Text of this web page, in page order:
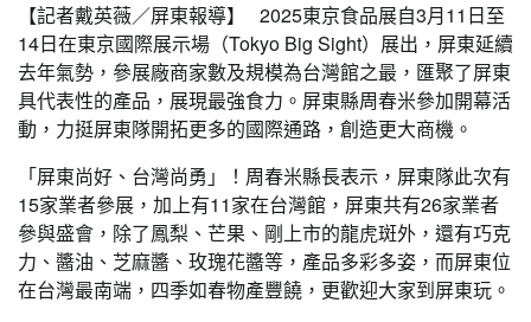
【記者戴英薇／屏東報導】 2025東京食品展自3月11日至
14日在東京國際展示場（Tokyo Big Sight）展出，屏東延續
去年氣勢，參展廠商家數及規模為台灣館之最，匯聚了屏東
具代表性的產品，展現最強食力。屏東縣周春米參加開幕活
動，力挺屏東隊開拓更多的國際通路，創造更大商機。
「屏東尚好、台灣尚勇」！周春米縣長表示，屏東隊此次有
15家業者參展，加上有11家在台灣館，屏東共有26家業者
參與盛會，除了鳳梨、芒果、剛上市的龍虎斑外，還有巧克
力、醬油、芝麻醬、玫瑰花醬等，產品多彩多姿，而屏東位
在台灣最南端，四季如春物產豐饒，更歡迎大家到屏東玩。